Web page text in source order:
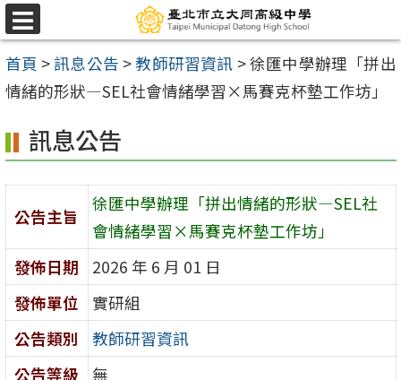
跳
至
主
要
容
區
選
單
首頁 >訊息公告 >教師研習資訊 >徐匯中學辦理「拼出
情緒的形狀—SEL社會情緒學習×馬賽克杯墊工作坊」
訊息公告
公告主旨
徐匯中學辦理「拼出情緒的形狀—SEL社
會情緒學習×馬賽克杯墊工作坊」
發佈日期
2026 年 6 月 01 日
發佈單位
實研組
公告類別
教師研習資訊
公告等級
無